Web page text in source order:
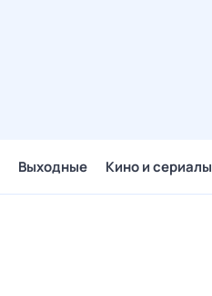
Выходные Кино и сериалы